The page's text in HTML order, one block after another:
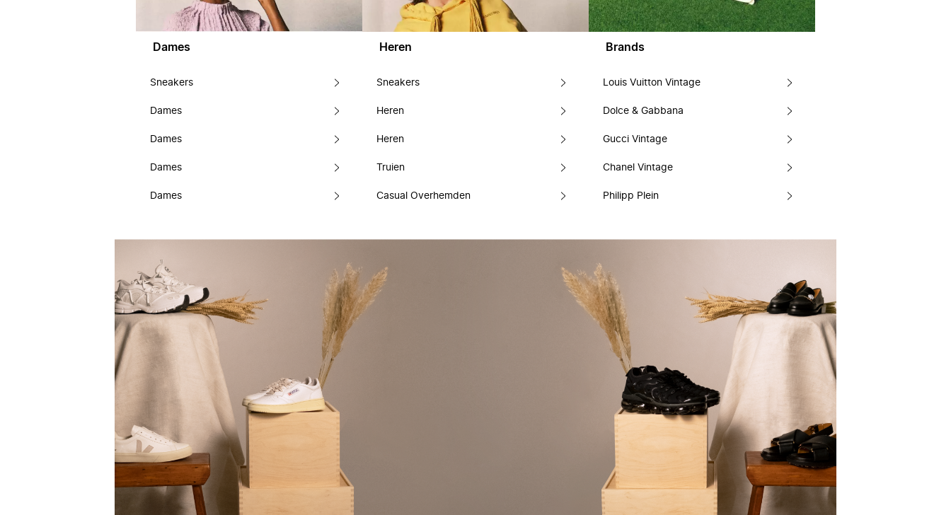
Dames
Sneakers
Dames
Dames
Dames
Dames
Heren
Sneakers
Heren
Heren
Truien
Casual Overhemden
Brands
Louis Vuitton Vintage
Dolce & Gabbana
Gucci Vintage
Chanel Vintage
Philipp Plein